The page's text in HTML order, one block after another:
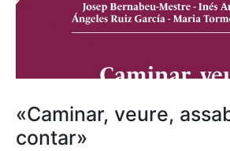
«Caminar, veure,
contar»